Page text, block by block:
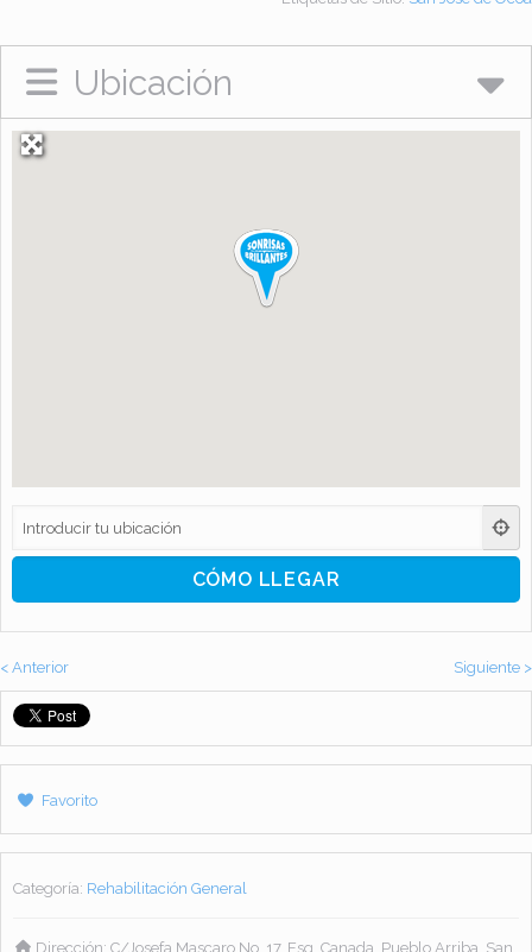
Ubicación
< Anterior Siguiente >
Favorito
Categoría: Rehabilitación General
Dirección:C/Josefa Mascaro No. 17, Esq. Canada, Pueblo Arriba, San